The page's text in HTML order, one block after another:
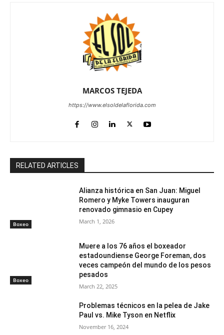
MARCOS TEJEDA
https://www.elsoldelaflorida.com
RELATED ARTICLES
Boxeo
Alianza histórica en San Juan: Miguel
Romero y Myke Towers inauguran
renovado gimnasio en Cupey
March 1, 2026
Boxeo
Muere a los 76 años el boxeador
estadoundiense George Foreman, dos
veces campeón del mundo de los pesos
pesados
March 22, 2025
Problemas técnicos en la pelea de Jake
Paul vs. Mike Tyson en Netflix
November 16, 2024